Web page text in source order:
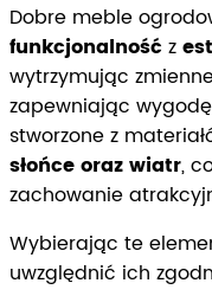
Dobre meble
funkcjonalność z
wytrzymując
zapewniając
stworzone z
słońce oraz wiatr,
zachowanie
Wybierając te
uwzględnić ich